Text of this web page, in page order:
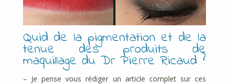
Quid de la pigmentation et de la
tenue des produits de
maquillage du Dr Pierre Ricaud ?
– Je pense vous rédiger un article complet sur ces